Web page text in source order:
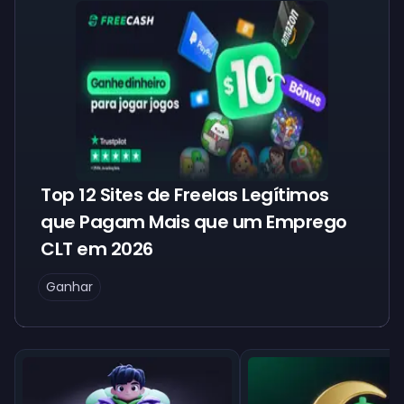
Top 12 Sites de Freelas Legítimos
que Pagam Mais que um Emprego
CLT em 2026
Ganhar